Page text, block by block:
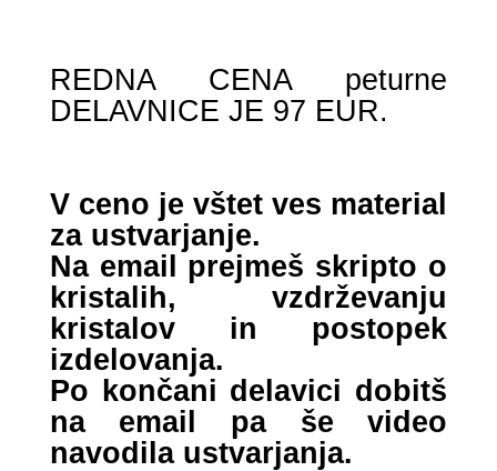
REDNA CENA peturne
DELAVNICE JE 97 EUR.
V ceno je vštet ves material
za ustvarjanje.
Na email prejmeš skripto o
kristalih, vzdrževanju
kristalov in postopek
izdelovanja.
Po končani delavici dobitš
na email pa še video
navodila ustvarjanja.